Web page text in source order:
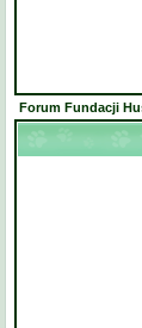
Forum Fundacji